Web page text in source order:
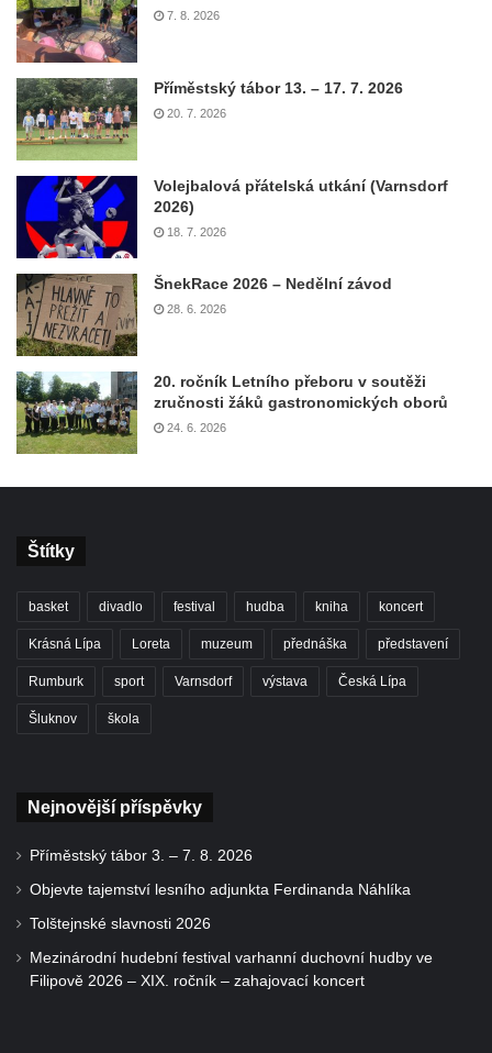
7. 8. 2026
Příměstský tábor 13. – 17. 7. 2026
20. 7. 2026
Volejbalová přátelská utkání (Varnsdorf
2026)
18. 7. 2026
ŠnekRace 2026 – Nedělní závod
28. 6. 2026
20. ročník Letního přeboru v soutěži
zručnosti žáků gastronomických oborů
24. 6. 2026
Štítky
basket divadlo festival hudba kniha koncert
Krásná Lípa Loreta muzeum přednáška představení
Rumburk sport Varnsdorf výstava Česká Lípa
Šluknov škola
Nejnovější příspěvky
Příměstský tábor 3. – 7. 8. 2026
Objevte tajemství lesního adjunkta Ferdinanda Náhlíka
Tolštejnské slavnosti 2026
Mezinárodní hudební festival varhanní duchovní hudby ve
Filipově 2026 – XIX. ročník – zahajovací koncert